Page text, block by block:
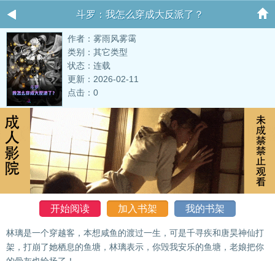
斗罗：我怎么穿成大反派了？
作者：雾雨风雾霭
类别：其它类型
状态：连载
更新：2026-02-11
点击：0
开始阅读 加入书架 我的书架
林璃是一个穿越客，本想咸鱼的渡过一生，可是千寻疾和唐昊神仙打
架，打崩了她栖息的鱼塘，林璃表示，你毁我安乐的鱼塘，老娘把你